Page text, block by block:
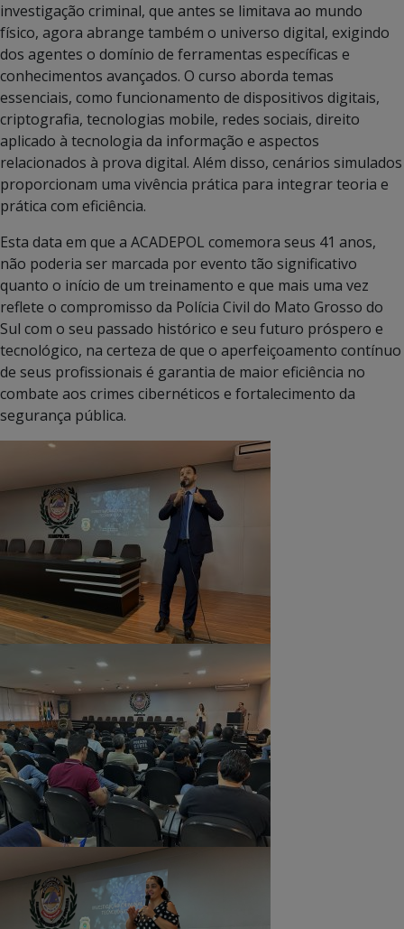
investigação criminal, que antes se limitava ao mundo
físico, agora abrange também o universo digital, exigindo
dos agentes o domínio de ferramentas específicas e
conhecimentos avançados. O curso aborda temas
essenciais, como funcionamento de dispositivos digitais,
criptografia, tecnologias mobile, redes sociais, direito
aplicado à tecnologia da informação e aspectos
relacionados à prova digital. Além disso, cenários simulados
proporcionam uma vivência prática para integrar teoria e
prática com eficiência.
Esta data em que a ACADEPOL comemora seus 41 anos,
não poderia ser marcada por evento tão significativo
quanto o início de um treinamento e que mais uma vez
reflete o compromisso da Polícia Civil do Mato Grosso do
Sul com o seu passado histórico e seu futuro próspero e
tecnológico, na certeza de que o aperfeiçoamento contínuo
de seus profissionais é garantia de maior eficiência no
combate aos crimes cibernéticos e fortalecimento da
segurança pública.